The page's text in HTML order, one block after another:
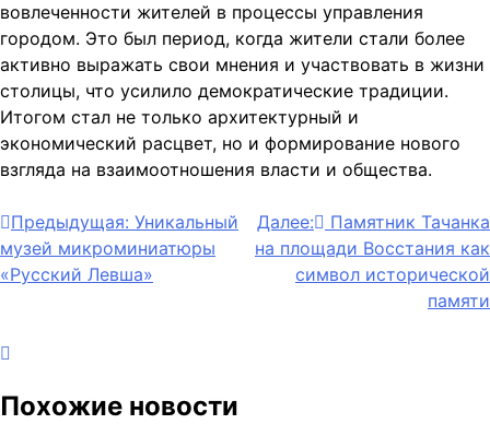
вовлеченности жителей в процессы управления
городом. Это был период, когда жители стали более
активно выражать свои мнения и участвовать в жизни
столицы, что усилило демократические традиции.
Итогом стал не только архитектурный и
экономический расцвет, но и формирование нового
взгляда на взаимоотношения власти и общества.
Навигация
по
Предыдущая: Уникальный
музей микроминиатюры
«Русский Левша»
Далее:
Памятник Тачанка
на площади Восстания как
символ исторической
памяти
Похожие новости